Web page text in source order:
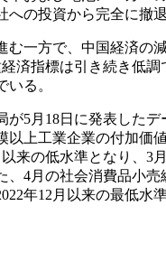
への投資から完全に撤退
む一方で、中国経済の
済指標は引き続き低調
いる。
が5月18日に発表した
以上工業企業の付加価
来の低水準となり、3
、4月の社会消費品小売
年12月以来の最低水